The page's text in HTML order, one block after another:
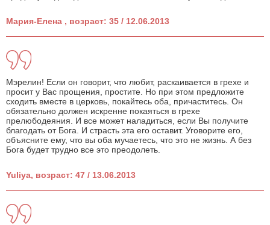
Мария-Елена , возраст: 35 / 12.06.2013
Мэрелин! Если он говорит, что любит, раскаивается в грехе и
просит у Вас прощения, простите. Но при этом предложите
сходить вместе в церковь, покайтесь оба, причаститесь. Он
обязательно должен искренне покаяться в грехе
прелюбодеяния. И все может наладиться, если Вы получите
благодать от Бога. И страсть эта его оставит. Уговорите его,
объясните ему, что вы оба мучаетесь, что это не жизнь. А без
Бога будет трудно все это преодолеть.
Yuliya, возраст: 47 / 13.06.2013